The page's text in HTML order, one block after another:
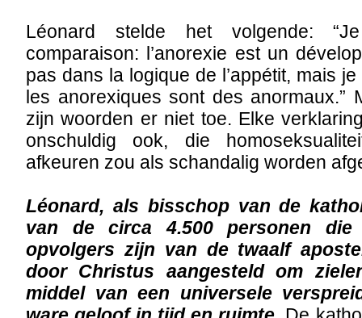
Léonard stelde het volgende:
comparaison: l’anorexie est un
pas dans la logique de l’appétit, mais
les anorexiques sont des anormaux.”
zijn woorden er niet toe. Elke
onschuldig ook, die
afkeuren zou als schandalig worden
Léonard, als bisschop van de
van de circa 4.500 personen die
opvolgers zijn van de twaalf
door Christus aangesteld om
middel van een universele